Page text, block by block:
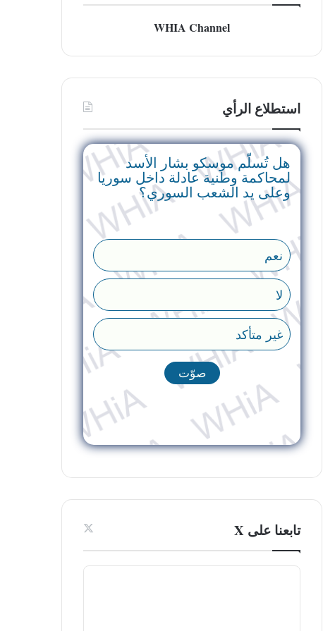
WHIA Channel
استطلاع الرأي
هل تُسلّم موسكو بشار الأسد
لمحاكمة وطنية عادلة داخل سوريا
وعلى يد الشعب السوري؟
نعم
لا
غير متأكد
تابعنا على X